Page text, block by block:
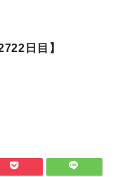
2722日目】